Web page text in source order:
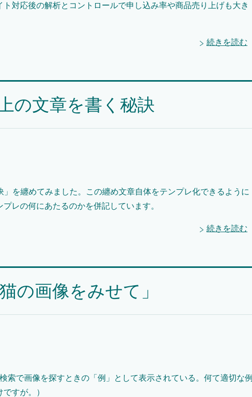
対応後の解析とコントロールで申し込み率や商品売り上げも大き
続きを読む
の文章を書く秘訣
」を纏めてみました。この纏め文章自体をテンプレ化できるように
レの何にあたるのかを併記しています。
続きを読む
の画像をみせて」
索で画像を探すときの「例」として表示されている。何て適切な例
すが。）